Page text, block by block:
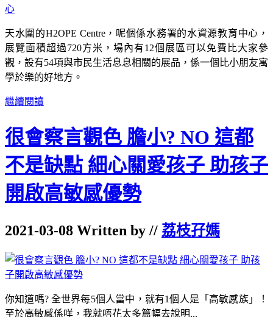
天水圍的H2OPE Centre，呢個係水務署的水資源教育中心，
展覽面積超過720方米，場內有12個展區可以免費比大家參
觀，設有54項與市民生活息息相關的展品，係一個比小朋友寓
學於樂的好地方。
繼續閱讀
很會察言觀色 膽小? NO 這都
不是缺點 細心關愛孩子 助孩子
開啟高敏感優勢
2021-03-08 Written by // 荔枝孖媽
你知道嗎? 全世界每5個人當中，就有1個人是「高敏感族」！
至於高敏感係咩，我就唔花太多篇幅去說明...